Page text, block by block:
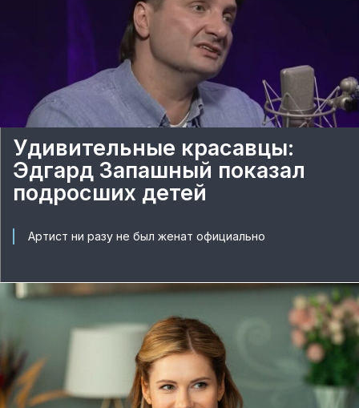
Удивительные красавцы:
Эдгард Запашный показал
подросших детей
Артист ни разу не был женат официально